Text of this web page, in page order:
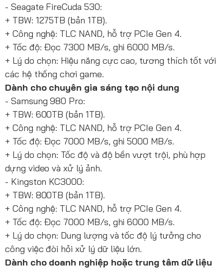
- Seagate FireCuda 530:
+ TBW: 1275TB (bản 1TB).
+ Công nghệ: TLC NAND, hỗ trợ PCIe Gen 4.
+ Tốc độ: Đọc 7300 MB/s, ghi 6000 MB/s.
+ Lý do chọn: Hiệu năng cực cao, tương thích tốt với
các hệ thống chơi game.
Dành cho chuyên gia sáng tạo nội dung
- Samsung 980 Pro:
+ TBW: 600TB (bản 1TB).
+ Công nghệ: TLC NAND, hỗ trợ PCIe Gen 4.
+ Tốc độ: Đọc 7000 MB/s, ghi 5000 MB/s.
+ Lý do chọn: Tốc độ và độ bền vượt trội, phù hợp
dựng video và xử lý ảnh.
- Kingston KC3000:
+ TBW: 800TB (bản 1TB).
+ Công nghệ: TLC NAND, hỗ trợ PCIe Gen 4.
+ Tốc độ: Đọc 7000 MB/s, ghi 6000 MB/s.
+ Lý do chọn: Dung lượng và tốc độ lý tưởng cho
công việc đòi hỏi xử lý dữ liệu lớn.
Dành cho doanh nghiệp hoặc trung tâm dữ liệu